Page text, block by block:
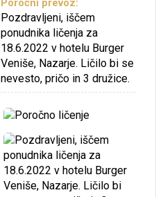
Poročni prevoz:
Pozdravljeni, iščem
ponudnika ličenja za
18.6.2022 v hotelu Burger
Veniše, Nazarje. Ličilo bi se
nevesto, pričo in 3 družice.